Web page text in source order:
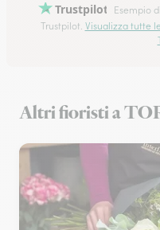
Trustpilot
Esempio
Trustpilot. Visualizza tutte
Altri fioristi a